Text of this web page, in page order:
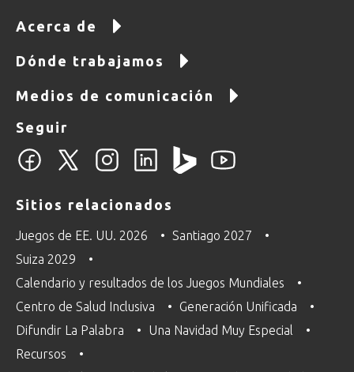
Acerca de
Dónde trabajamos
Medios de comunicación
Seguir
Sitios relacionados
Juegos de EE. UU. 2026
Santiago 2027
Suiza 2029
Calendario y resultados de los Juegos Mundiales
Centro de Salud Inclusiva
Generación Unificada
Difundir La Palabra
Una Navidad Muy Especial
Recursos